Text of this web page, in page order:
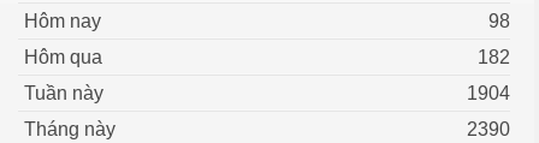
Hôm nay
98
Hôm qua
182
Tuần này
1904
Tháng này
2390